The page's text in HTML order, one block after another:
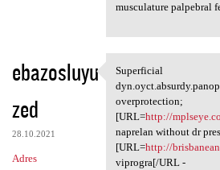
musculature palpebral
ebazosluyu
zed
28.10.2021
Adres
Superficial
Superficial
overprotection;
[URL=http://
naprelan without dr
[URL=http://
viprogra[/URL -